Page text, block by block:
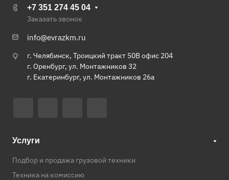
+7 351 274 45 04
Заказать звонок
info@evrazkm.ru
г. Челябинск, Троицкий тракт 50В офис 204
г. Оренбург, ул. Монтажников 32
г. Екатеринбург, ул. Монтажников 26а
Услуги
Подбор и продажа грузовой техники
Техника на комиссию